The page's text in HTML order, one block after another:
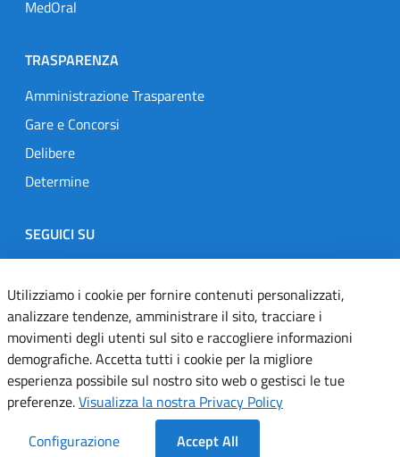
MedOral
TRASPARENZA
Amministrazione Trasparente
Gare e Concorsi
Delibere
Determine
SEGUICI SU
Designers Italia
TwitterInstagramYoutubeLinkedin
Dichiarazione di accessibilità
Informativa cookie
Utilizziamo i cookie per fornire contenuti personalizzati,
analizzare tendenze, amministrare il sito, tracciare i
movimenti degli utenti sul sito e raccogliere informazioni
demografiche. Accetta tutti i cookie per la migliore
esperienza possibile sul nostro sito web o gestisci le tue
preferenze.Visualizza la nostra Privacy Policy
Configurazione
Accept All